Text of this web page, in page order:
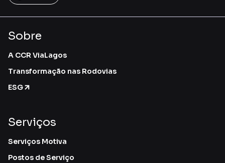
Sobre
A CCR ViaLagos
Transformação nas Rodovias
ESG
Serviços
Serviços Motiva
Postos de Serviço